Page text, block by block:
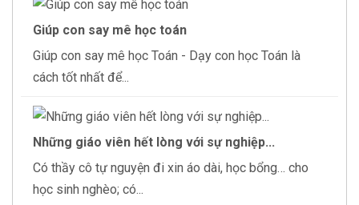
Giúp con say mê học toán
Giúp con say mê học Toán - Dạy con học Toán là
cách tốt nhất để...
Những giáo viên hết lòng với sự nghiệp...
Có thầy cô tự nguyện đi xin áo dài, học bổng… cho
học sinh nghèo; có...